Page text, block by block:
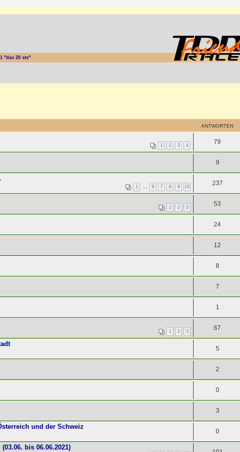
"das 20 ste"
ANTWORTEN
1 2 3 4 79
9
1 … 6 7 8 9 10 237
1 2 3 53
24
12
8
7
1
1 2 3 67
5
2
0
3
und der Schweiz
0
bis 06.06.2021)